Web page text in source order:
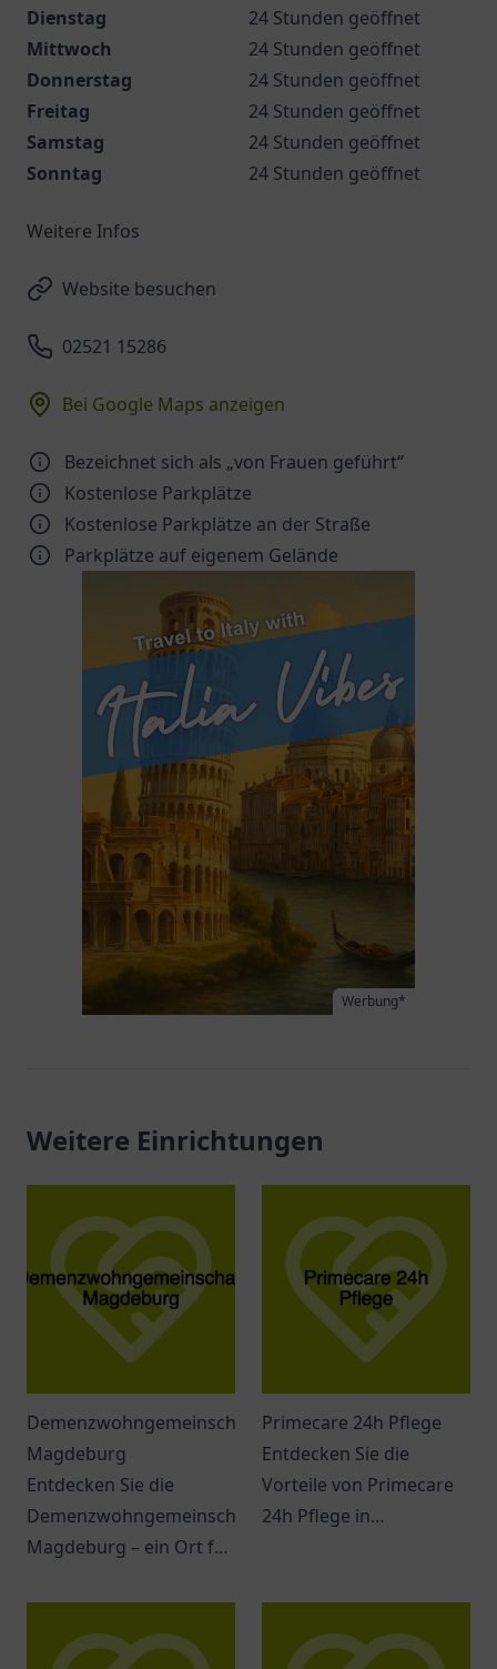
Dienstag
24 Stunden geöffnet
Mittwoch
24 Stunden geöffnet
Donnerstag
24 Stunden geöffnet
Freitag
24 Stunden geöffnet
Samstag
24 Stunden geöffnet
Sonntag
24 Stunden geöffnet
Weitere Infos
Website besuchen
02521 15286
Bei Google Maps anzeigen
Bezeichnet sich als „von Frauen geführt“
Kostenlose Parkplätze
Kostenlose Parkplätze an der Straße
Parkplätze auf eigenem Gelände
Werbung*
Weitere Einrichtungen
Demenzwohngemeinschaft
Magdeburg
Entdecken Sie die
Demenzwohngemeinschaft
Magdeburg – ein Ort für
und einfühlsame
Betreuung.
Primecare 24h Pflege
Entdecken Sie die
Vorteile von Primecare
24h Pflege in
Uhr Betreuung für
Senioren in einem